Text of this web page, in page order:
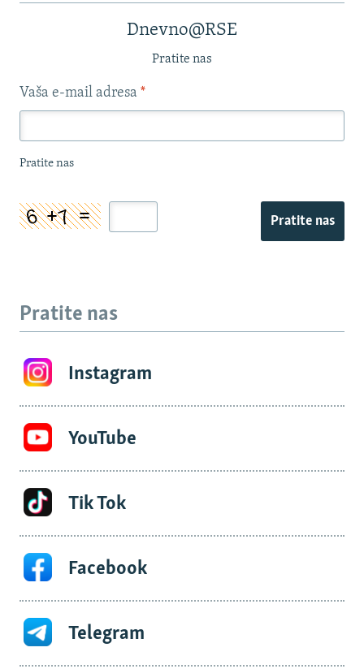
Dnevno@RSE
Pratite nas
Vaša e-mail adresa *
Pratite nas
Pratite nas
Pratite nas
Instagram
YouTube
Tik Tok
Facebook
Telegram